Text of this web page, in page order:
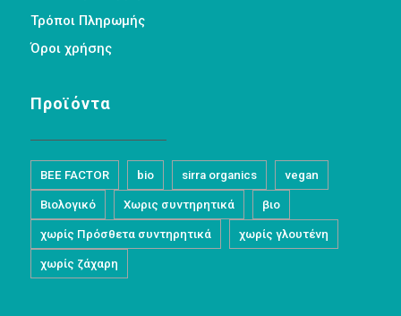
Τρόποι Πληρωμής
Όροι χρήσης
Προϊόντα
BEE FACTOR bio sirra organics vegan
Βιολογικό Χωρις συντηρητικά βιο
χωρίς Πρόσθετα συντηρητικά χωρίς γλουτένη
χωρίς ζάχαρη